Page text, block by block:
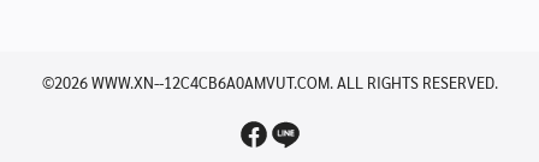
©2026 WWW.XN--12C4CB6A0AMVUT.COM. ALL RIGHTS RESERVED.